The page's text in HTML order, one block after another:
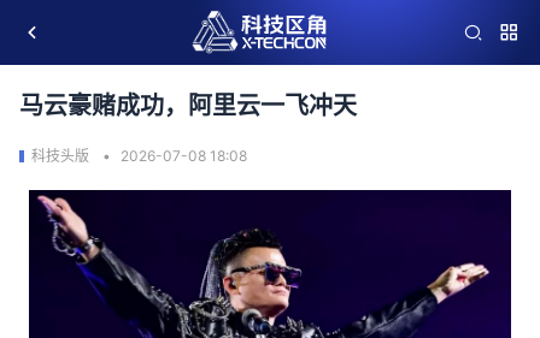
马云豪赌成功，阿里云一飞冲天
科技头版 2026-07-08 18:08